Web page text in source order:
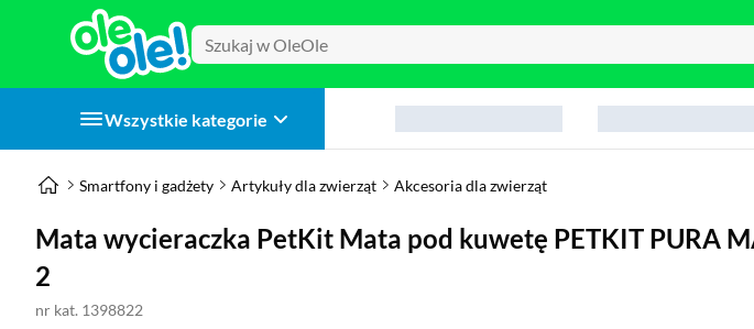
Wszystkie kategorie
Smartfony i gadżety Artykuły dla zwierząt Akcesoria dla zwierząt
Mata wycieraczka PetKit Mata pod kuwetę PETKIT PURA
2
nr kat. 1398822